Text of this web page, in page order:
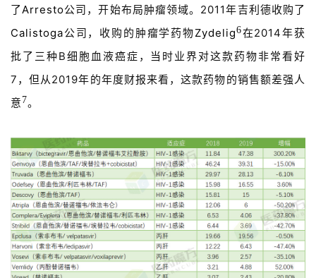
了Arresto公司，开始布局肿瘤领域。2011年吉利德收购了
Calistoga公司，收购的肿瘤学药物Zydelig6在2014年获
批了三种B细胞血液癌症，当时业界对这款药物非常看好
7，但从2019年的年度财报来看，这款药物的销售额差强人
意 7。